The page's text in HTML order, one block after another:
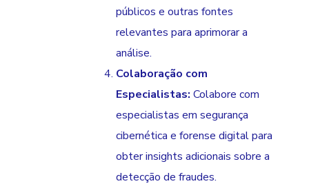
públicos e outras fontes
relevantes para aprimorar a
análise.
Colaboração com
Especialistas: Colabore com
especialistas em segurança
cibernética e forense digital para
obter insights adicionais sobre a
detecção de fraudes.